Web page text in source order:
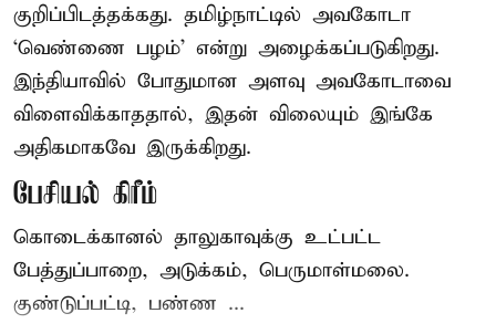
குறிப்பிடத்தக்கது. தமிழ்நாட்டில் அவகோடா
‘வெண்ணை பழம்’ என்று அழைக்கப்படுகிறது.
இந்தியாவில் போதுமான அளவு அவகோடாவை
விளைவிக்காததால், இதன் விலையும் இங்கே
அதிகமாகவே இருக்கிறது.
பேசியல் கிரீம்
கொடைக்கானல் தாலுகாவுக்கு உட்பட்ட
பேத்துப்பாறை, அடுக்கம், பெருமாள்மலை.
குண்டுப்பட்டி, பண்ண ...